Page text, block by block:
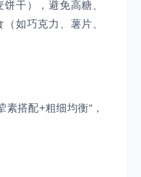
干），避免高糖、
如巧克力、薯片、
素搭配+粗细均衡”，